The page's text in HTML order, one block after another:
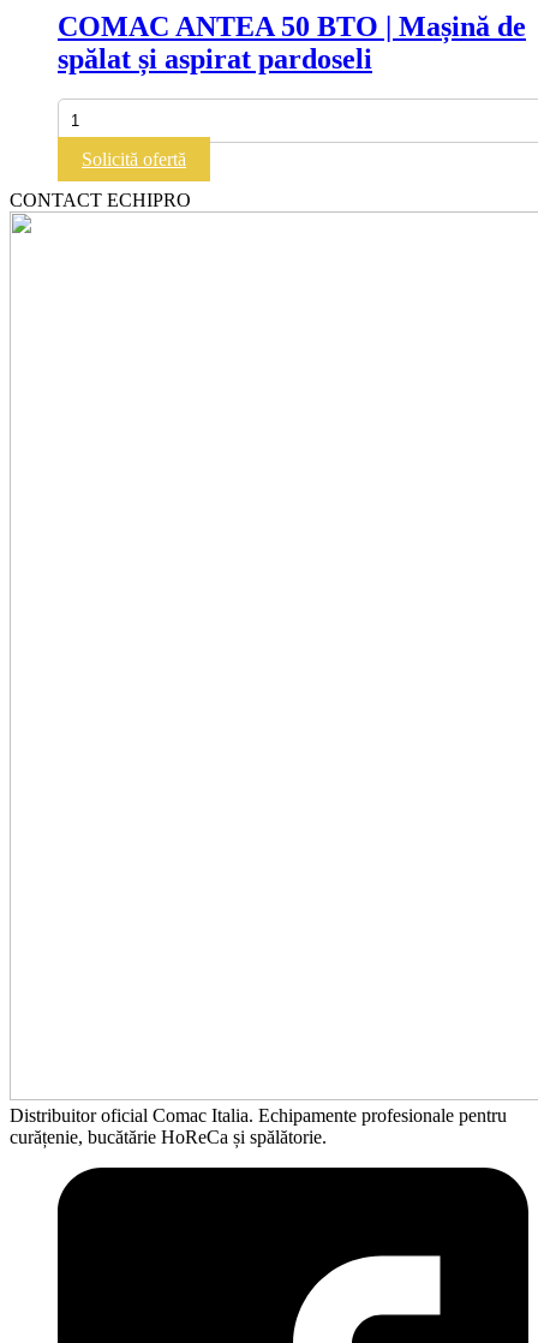
spălat
și
aspirat
pardoseli
COMAC ANTEA 50 BTO | Mașină de
spălat și aspirat pardoseli
Cantitate
COMAC
ANTEA
BTO
|
Solicită ofertă
CONTACT ECHIPRO
Distribuitor oficial Comac Italia. Echipamente profesionale pentru
curățenie, bucătărie HoReCa și spălătorie.